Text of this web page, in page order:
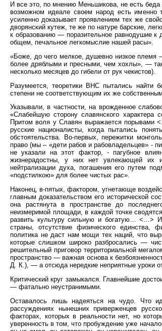
И все это, по мнению Меньшикова, не есть
возможном идеале своем народ есть
усиленно доказывает проявлением тех же
дворянский кутеж, те же по натуре барские,
к образованию — поразительное равнодушие к
общем, печальное легкомыслие нашей расы».
«Боже, до чего мелкое, душевно низкое
более дряблыми и пресными, чем хохлы», —
несколько месяцев до гибели от рук чекистов).
Разумеется, теоретики ВНС пытались найти
степени не соответствующим их же
Указывали, в частности, на врожденное
«Слабейшую сторону славянского характера
Притом воля у Славян выражается порывами
русские националисты, когда пытались
обстоятельства. Во-первых, пережитки
право (мы – «дети рабов и рабовладельцев» -
не указали на этот фактор, - пагубное
жизнерадостны, у них нет увлекающей их
нейтрализации духа, погашения его путем
«подстилкою» для более чистых рас».
Наконец, в-пятых, фактором, угнетающе
главным доказательством его исторической
она растянута в пространстве до
неизмеримой площади, в каждой точке
развить культуру сильную и богатую… <…>
страны, отсутствие физического единства,
политика не даст нам мощи тех наций, что
которые слишком широко разбросались —
решительный приговор территориальной
пространство — важная основа к
Д. К.), — а отсюда нередкие неприятные уроки
Критический круг замыкался. Главнейшие
— фатально неустранимыми.
Оставалось лишь надеяться на чудо. Что
рассуждениях нынешних приверженцев
факторах, которых в реальности нет, но
уверенность в том, что пробуждение уже